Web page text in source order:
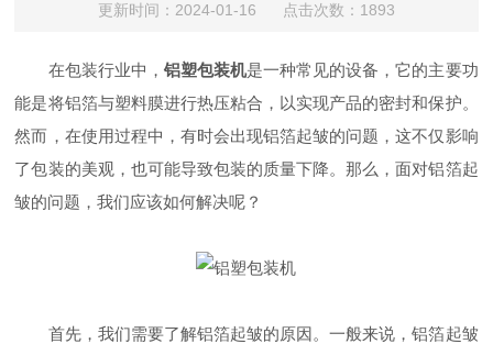
更新时间：2024-01-16 点击次数：1893
在包装行业中， 铝塑包装机是一种常见的设备，它的主要功
能是将铝箔与塑料膜进行热压粘合，以实现产品的密封和保护。
然而，在使用过程中，有时会出现铝箔起皱的问题，这不仅影响
了包装的美观，也可能导致包装的质量下降。那么，面对铝箔起
皱的问题，我们应该如何解决呢？
首先，我们需要了解铝箔起皱的原因。一般来说，铝箔起皱